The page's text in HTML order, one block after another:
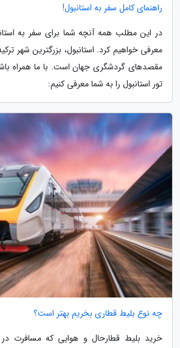
راهنمای کامل سفر به استانبول!
در این مطلب همه آنچه شما برای سفر به
معرفی خواهیم کرد. استانبول، بزرگترین شهر
مقصدهای گردشگری جهان است. با ما همراه
تور استانبول را به شما معرفی کنیم:
چه نوع بلیط قطاری بخریم بهتر است؟
خرید بلیط قطارحال و هوایی که مسافرت